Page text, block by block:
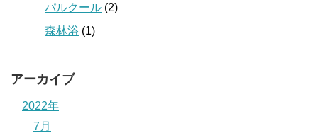
パルクール (2)
森林浴 (1)
アーカイブ
2022年
7月